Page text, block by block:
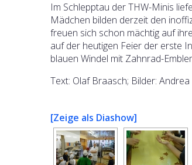
Im Schlepptau der THW-Minis
Mädchen bilden derzeit den
freuen sich schon mächtig auf
auf der heutigen Feier der erste
blauen Windel mit Zahnrad-
Text: Olaf Braasch; Bilder:
[Zeige als Diashow]